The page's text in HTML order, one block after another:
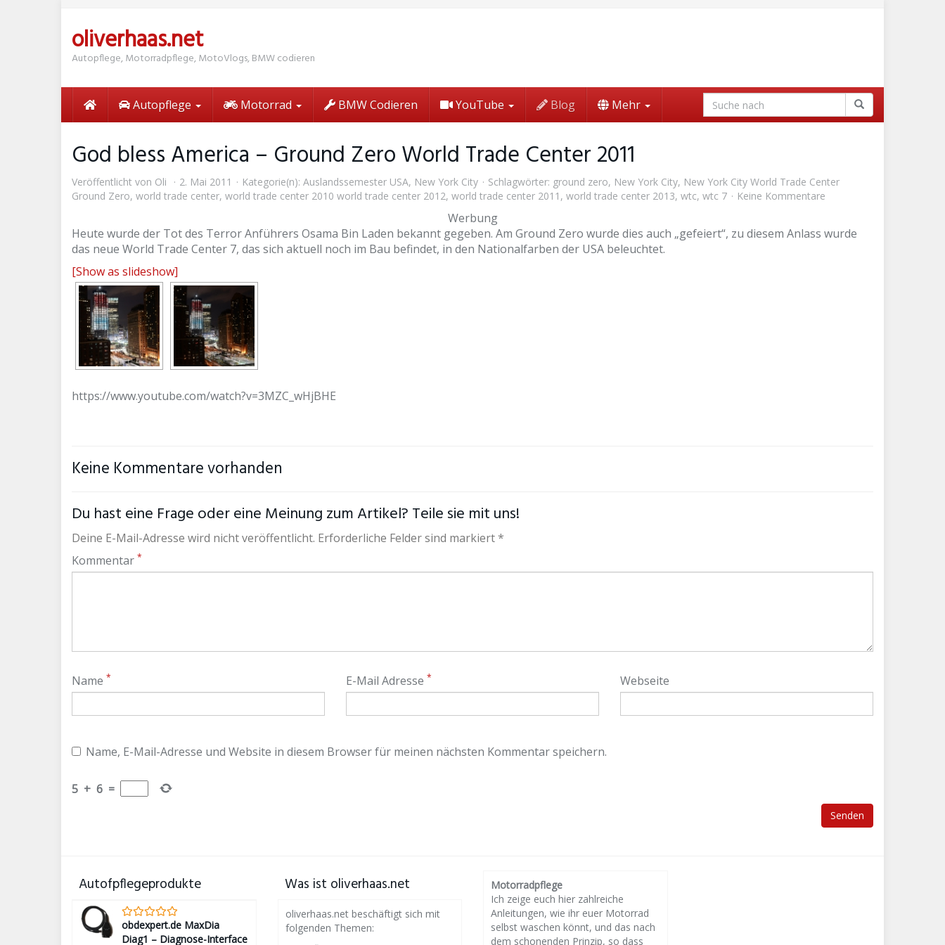
oliverhaas.net
Autopflege, Motorradpflege, MotoVlogs, BMW codieren
Autopflege Motorrad BMW Codieren YouTube Blog Mehr
God bless America – Ground Zero World Trade Center 2011
Veröffentlicht von Oli 2. Mai 2011 Kategorie(n): Auslandssemester USA, New York City Schlagwörter: ground zero, New York City, New York City World Trade Center
Ground Zero, world trade center, world trade center 2010 world trade center 2012, world trade center 2011 , world trade center 2013, wtc, wtc 7 Keine Kommentare
Werbung
Heute wurde der Tot des Terror Anführers Osama Bin Laden bekannt gegeben. Am Ground Zero wurde dies auch „gefeiert“, zu diesem Anlass wurde
das neue World Trade Center 7, das sich aktuell noch im Bau befindet, in den Nationalfarben der USA beleuchtet.
[Show as slideshow]
https://www.youtube.com/watch?v=3MZC_wHjBHE
Keine Kommentare vorhanden
Du hast eine Frage oder eine Meinung zum Artikel? Teile sie mit uns!
Deine E-Mail-Adresse wird nicht veröffentlicht. Erforderliche Felder sind markiert *
Kommentar *
Name * E-Mail Adresse * Webseite
Name, E-Mail-Adresse und Website in diesem Browser für meinen nächsten Kommentar speichern.
5 + 6 =
Autofpflegeprodukte
obdexpert.de MaxDia
Diag1 – Diagnose-Interface
Was ist oliverhaas.net
oliverhaas.net beschäftigt sich mit
folgenden Themen:
Motorradpflege
Ich zeige euch hier zahlreiche
Anleitungen, wie ihr euer Motorrad
selbst waschen könnt, und das nach
dem schonenden Prinzip, so dass